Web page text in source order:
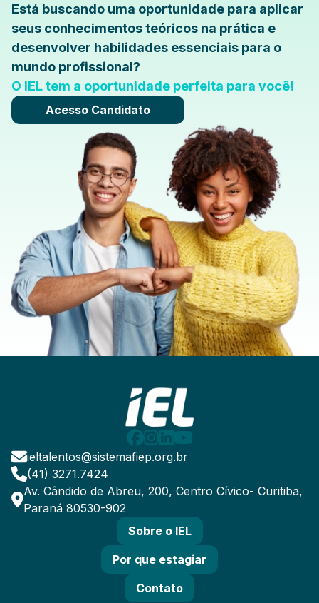
Está buscando uma oportunidade para aplicar
seus conhecimentos teóricos na prática e
desenvolver habilidades essenciais para o
mundo profissional?
O IEL tem a oportunidade perfeita para você!
Acesso Candidato
ieltalentos@sistemafiep.org.br
(41) 3271.7424
Av. Cândido de Abreu, 200, Centro Cívico- Curitiba,
Paraná 80530-902
Sobre o IEL
Por que estagiar
Contato